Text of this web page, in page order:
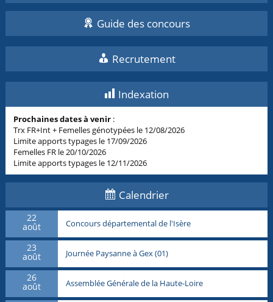
Guide des concours
Recrutement
Indexation
Prochaines dates à venir :
Trx FR+Int + Femelles génotypées le 12/08/2026
Limite apports typages le 17/09/2026
Femelles FR le 20/10/2026
Limite apports typages le 12/11/2026
Calendrier
22
août Concours départemental de l'Isère
23
août Journée Paysanne à Gex (01)
26
août Assemblée Générale de la Haute-Loire